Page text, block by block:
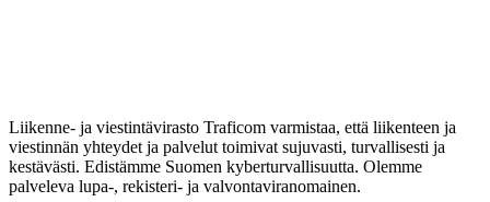
Liikenne- ja viestintävirasto Traficom varmistaa, että liikenteen ja
viestinnän yhteydet ja palvelut toimivat sujuvasti, turvallisesti ja
kestävästi. Edistämme Suomen kyberturvallisuutta. Olemme
palveleva lupa-, rekisteri- ja valvontaviranomainen.